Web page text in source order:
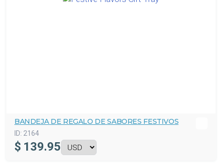
BANDEJA DE REGALO DE SABORES FESTIVOS
ID: 2164
$ 139.95